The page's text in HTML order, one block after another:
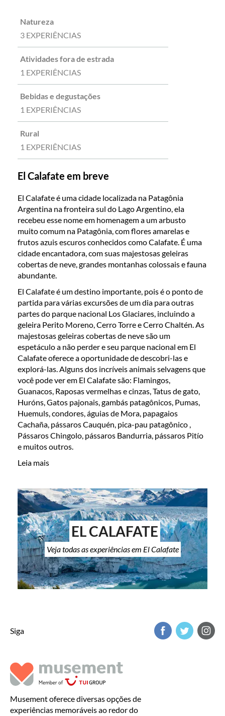
Natureza
3 EXPERIÊNCIAS
Atividades fora de estrada
1 EXPERIÊNCIAS
Bebidas e degustações
1 EXPERIÊNCIAS
Rural
1 EXPERIÊNCIAS
El Calafate em breve
El Calafate é uma cidade localizada na Patagônia
Argentina na fronteira sul do Lago Argentino, ela
recebeu esse nome em homenagem a um arbusto
muito comum na Patagônia, com flores amarelas e
frutos azuis escuros conhecidos como Calafate. É uma
cidade encantadora, com suas majestosas geleiras
cobertas de neve, grandes montanhas colossais e fauna
abundante.
El Calafate é um destino importante, pois é o ponto de
partida para várias excursões de um dia para outras
partes do parque nacional Los Glaciares, incluindo a
geleira Perito Moreno, Cerro Torre e Cerro Chaltén. As
majestosas geleiras cobertas de neve são um
espetáculo a não perder e seu parque nacional em El
Calafate oferece a oportunidade de descobri-las e
explorá-las. Alguns dos incríveis animais selvagens que
você pode ver em El Calafate são: Flamingos,
Guanacos, Raposas vermelhas e cinzas, Tatus de gato,
Huróns, Gatos pajonais, gambás patagônicos, Pumas,
Huemuls, condores, águias de Mora, papagaios
Cachaña, pássaros Cauquén, pica-pau patagônico ,
Pássaros Chingolo, pássaros Bandurria, pássaros Pitío
e muitos outros.
Leia mais
EL CALAFATE
Veja todas as experiências em El Calafate
Siga
Musement oferece diversas opções de
experiências memoráveis ao redor do